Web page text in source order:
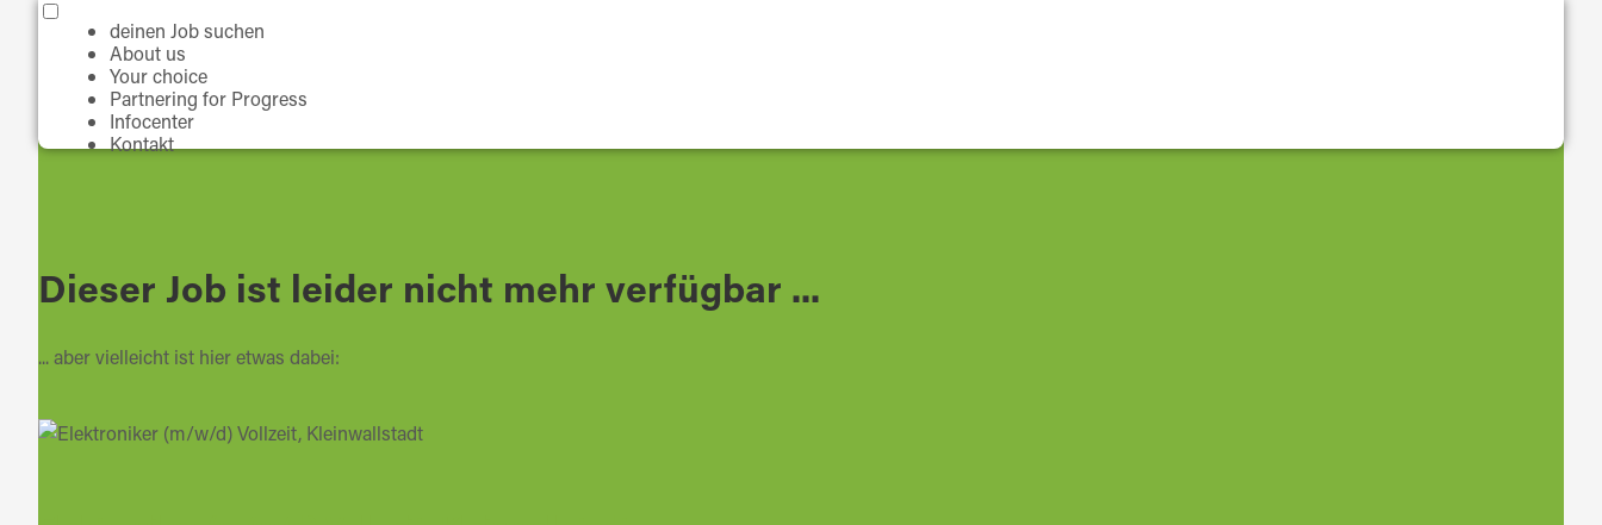
deinen Job suchen
About us
Your choice
Partnering for Progress
Infocenter
Kontakt
Dieser Job ist leider nicht mehr verfügbar ...
... aber vielleicht ist hier etwas dabei: